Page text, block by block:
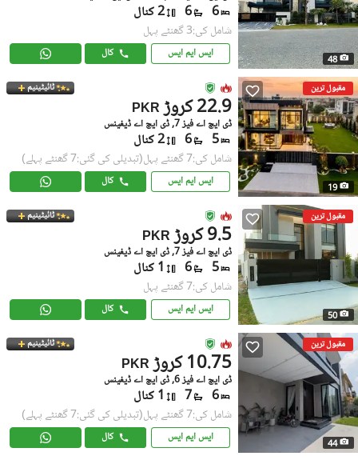
48
6
6 2 کنال
شامل کی:3 گھنٹے پہل
ایس ایم ایس کال
مقبول ترین
19
ٹائیٹینیم
PKR 22.9 کروڑ
ڈی ایچ اے فیز 7, ڈی ایچ اے ڈیفینس
5
6 2 کنال
شامل کی:7 گھنٹے پہل (تبدیلی کی گئی:7 گھنٹے پہلے)
ایس ایم ایس کال
مقبول ترین
50
ٹائیٹینیم
PKR 9.5 کروڑ
ڈی ایچ اے فیز 7, ڈی ایچ اے ڈیفینس
5
6 1 کنال
شامل کی:7 گھنٹے پہل
ایس ایم ایس کال
مقبول ترین
44
ٹائیٹینیم
PKR 10.75 کروڑ
ڈی ایچ اے فیز 6, ڈی ایچ اے ڈیفینس
6
7 1 کنال
شامل کی:7 گھنٹے پہل (تبدیلی کی گئی:7 گھنٹے پہلے)
ایس ایم ایس کال